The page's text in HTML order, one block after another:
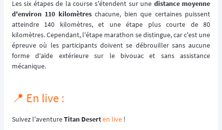
Les six étapes de la course s'étendent sur une distance moyenne
d'environ 110 kilomètreschacune, bien que certaines puissent
atteindre 140 kilomètres, et une étape plus courte de 80
kilomètres. Cependant, l'étape marathon se distingue, car c'est une
épreuve où les participants doivent se débrouiller sans aucune
forme d'aide extérieure sur le bivouac et sans assistance
mécanique.
📍 En live :
Suivez l'aventureTitan Deserten live !